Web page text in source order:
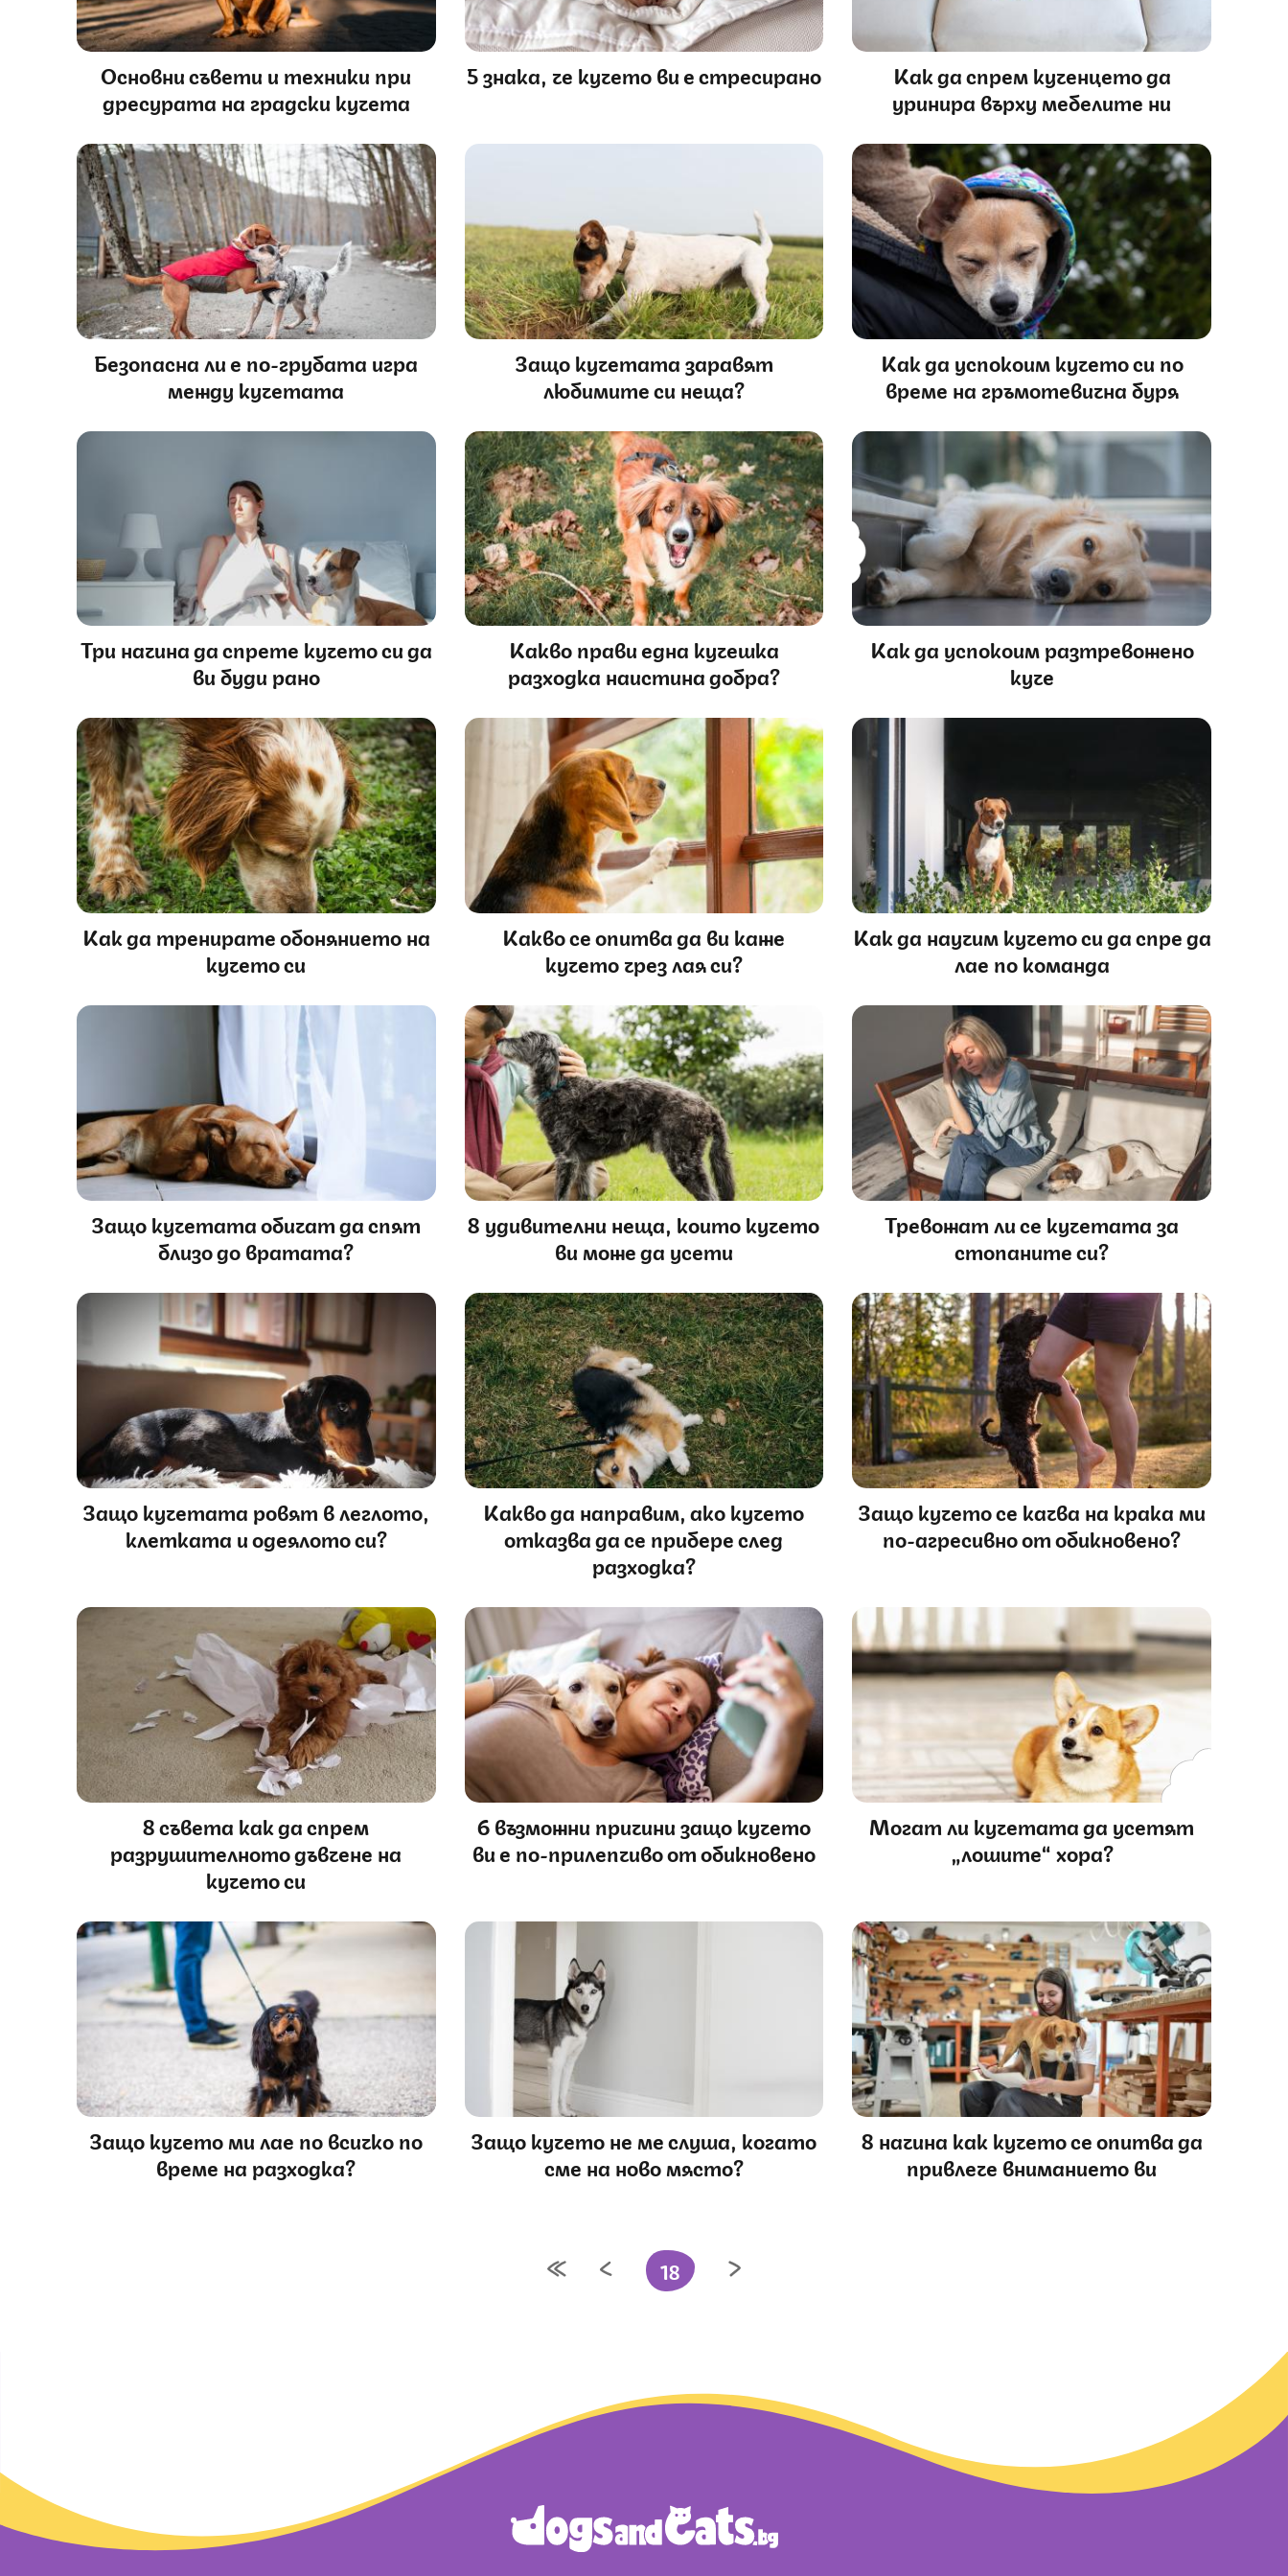
Основни съвети и техники при
дресурата на градски кучета
5 знака, че кучето ви е стресирано
Как да спрем кученцето да
уринира върху мебелите ни
Безопасна ли е по-грубата игра
между кучетата
Защо кучетата заравят
любимите си неща?
Как да успокоим кучето си по
време на гръмотевична буря
Три начина да спрете кучето си да
ви буди рано
Какво прави една кучешка
разходка наистина добра?
Как да успокоим разтревожено
куче
Как да тренирате обонянието на
кучето си
Какво се опитва да ви каже
кучето чрез лая си?
Как да научим кучето си да спре да
лае по команда
Защо кучетата обичат да спят
близо до вратата?
8 удивителни неща, които кучето
ви може да усети
Тревожат ли се кучетата за
стопаните си?
Защо кучетата ровят в леглото,
клетката и одеялото си?
Какво да направим, ако кучето
отказва да се прибере след
разходка?
Защо кучето се качва на крака ми
по-агресивно от обикновено?
8 съвета как да спрем
разрушителното дъвчене на
кучето си
6 възможни причини защо кучето
ви е по-прилепчиво от обикновено
Могат ли кучетата да усетят
„лошите“ хора?
Защо кучето ми лае по всичко по
време на разходка?
Защо кучето не ме слуша, когато
сме на ново място?
8 начина как кучето се опитва да
привлече вниманието ви
18